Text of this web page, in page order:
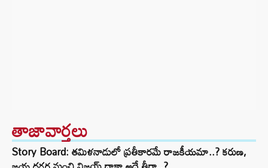
తాజావార్తలు
Story Board: తమిళనాడులో ప్రతీకారమే రాజకీయమా..? కరుణ,